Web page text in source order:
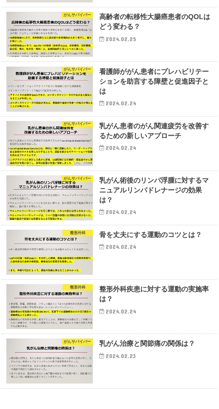
がんサバイバー
高齢者の転移性大腸癌患者のQOLは
どう変わる？
2024.02.25
がんサバイバー
看護師ががん患者にプレハビリテー
ションを助言する障壁と促進因子と
は
2024.02.24
がんサバイバー
乳がん患者のがん関連疲労を改善す
るための新しいアプローチ
2024.02.24
がんサバイバー
乳がん術後のリンパ浮腫に対するマ
ニュアルリンパドレナージの効果
は？
2024.02.24
整形外科 骨を丈夫にする運動のコツとは？
2024.02.24
整形外科
整形外科疾患に対する運動の実施率
は？
2024.02.24
がんサバイバー 乳がん治療と関節痛の関係は？
2024.02.23